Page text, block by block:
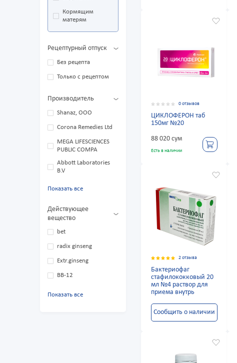
Кормящим
матерям
Рецептурный отпуск
Без рецепта
Только с рецептом
Производитель
Shanaz, ООО
Corona Remedies Ltd
MEGA LIFESCIENCES
PUBLIC COMPA
Abbott Laboratories
B.V
Показать все
Действующее
вещество
bet
radix ginseng
Extr.ginseng
ВВ-12
Показать все
0 отзывов
ЦИКЛОФЕРОН таб
150мг №20
88 020 сум
Есть в наличии
2 отзыва
Бактериофаг
стафилококковый 20
мл №4 раствор для
приема внутрь
Сообщить о наличии